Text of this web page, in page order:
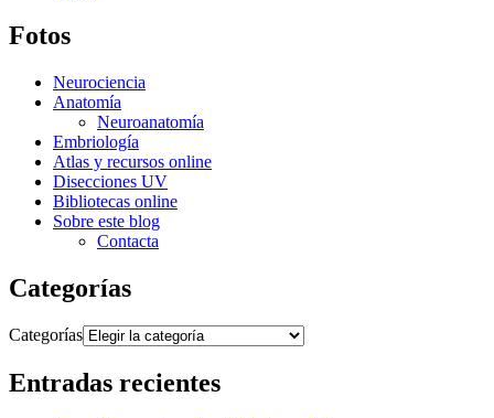
Fotos
Neurociencia
Anatomía
Neuroanatomía
Embriología
Atlas y recursos online
Disecciones UV
Bibliotecas online
Sobre este blog
Contacta
Categorías
Categorías
Entradas recientes